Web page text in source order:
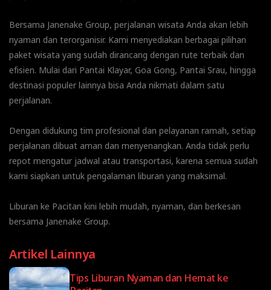
Bersama Janenake Group, perjalanan wisata Anda akan lebih
nyaman dan terorganisir. Kami menyediakan berbagai pilihan
paket wisata yang sudah dirancang dengan rute terbaik dan
efisien. Mulai dari Pantai Klayar, Goa Gong, Pantai Srau, hingga
destinasi populer lainnya bisa Anda nikmati dalam satu
perjalanan.
Dengan didukung tim profesional dan pelayanan ramah, setiap
perjalanan dibuat aman dan menyenangkan. Anda tidak perlu
repot mengatur jadwal atau transportasi, karena semua sudah
kami siapkan untuk pengalaman liburan yang maksimal.
Liburan ke Pacitan kini lebih mudah, nyaman, dan berkesan
bersama Janenake Group.
Artikel Lainnya
Tips Liburan Nyaman dan Hemat ke